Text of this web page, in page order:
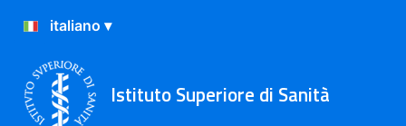
Istituto Superiore di Sanità